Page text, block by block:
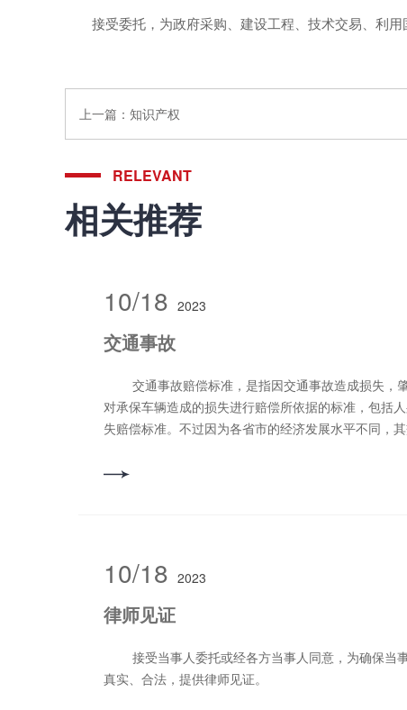
接受委托，为政府采购、建设工程、技术交易、利用
上一篇： 知识产权
RELEVANT
相关推荐
10/18 2023
交通事故
对承保车辆造成的损失进行赔偿所依据的标准，包括
失赔偿标准。不过因为各省市的经济发展水平不同，
含的项目，主要包括医疗费、误工费、护理费、交通费
10/18 2023
律师见证
真实、合法，提供律师见证。